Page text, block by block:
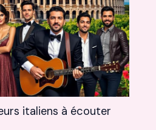
italiens à écouter